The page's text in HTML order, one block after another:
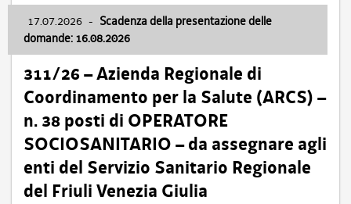
17.07.2026 - Scadenza della presentazione delle
domande: 16.08.2026
311/26 – Azienda Regionale di
Coordinamento per la Salute (ARCS) –
n. 38 posti di OPERATORE
SOCIOSANITARIO – da assegnare agli
enti del Servizio Sanitario Regionale
del Friuli Venezia Giulia